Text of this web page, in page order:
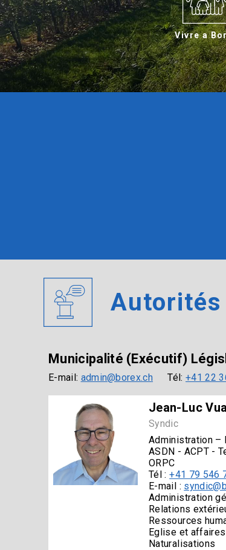
Vivre a
Autorités
Municipalité (Exécutif)
E-mail: admin@borex.ch Tél: +41 22
Jean-Luc
Syndic
Administration –
ASDN - ACPT -
ORPC
Tél :+41 79 546
E-mail :
Administration
Relations
Ressources
Eglise et
Naturalisations